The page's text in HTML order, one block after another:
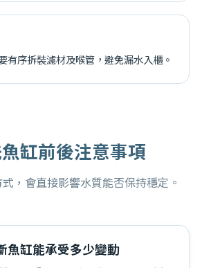
有序拆裝濾材及喉管，避免漏水入櫃。
缸前後注意事項
，會直接影響水質能否保持穩定。
魚缸能承受多少變動